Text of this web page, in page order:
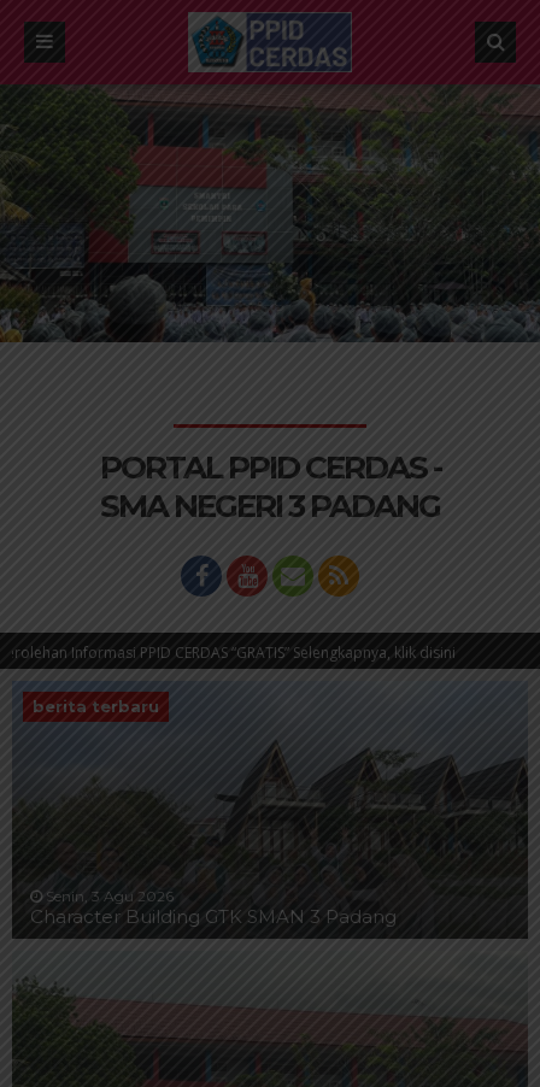
PORTAL PPID CERDAS -
SMA NEGERI 3 PADANG
PPID CERDAS “GRATIS” Selengkapnya, klik disini 5 tahun
berita terbaru
Senin, 3 Agu 2026
Character Building GTK SMAN 3 Padang